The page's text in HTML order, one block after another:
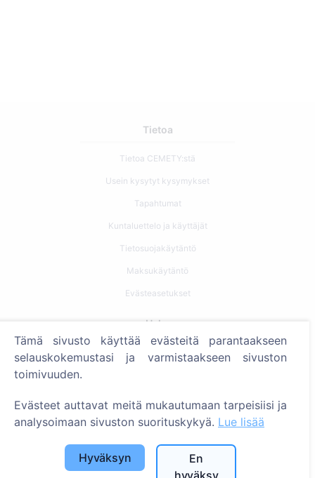
Tietoa
Tietoa CEMETY:stä
Usein kysytyt kysymykset
Tapahtumat
Kuntaluettelo ja käyttäjät
Tietosuojakäytäntö
Maksukäytäntö
Evästeasetukset
Haku
Etsi vainajia
Palvelut
SIA "CEMETY", LV40103618951
Tämä sivusto käyttää evästeitä parantaakseen
selauskokemustasi ja varmistaakseen sivuston
toimivuuden.
Evästeet auttavat meitä mukautumaan tarpeisiisi ja
analysoimaan sivuston suorituskykyä. Lue lisää
Hyväksyn
En
hyväksy